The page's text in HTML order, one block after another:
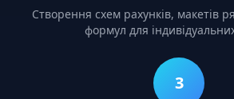
Створення схем рахунків, макетів
формул для індивідуальних
3